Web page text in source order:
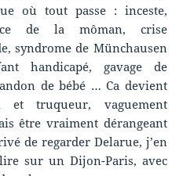
où tout passe : inceste,
de la môman, crise
syndrome de Münchausen
handicapé, gavage de
de bébé … Ca devient
truqueur, vaguement
être vraiment dérangeant
de regarder Delarue, j’en
sur un Dijon-Paris, avec